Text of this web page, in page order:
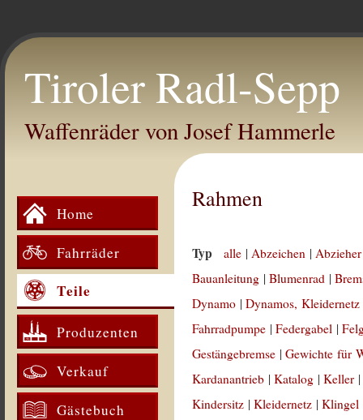
Tiroler Radl-Sepp
Waffenräder von Josef Hammerle
Home
Fahrräder
Teile
Produzenten
Verkauf
Gästebuch
Rahmen
Typ alle |Abzeichen |
Bauanleitung |Blumenrad |
Dynamo |Dynamos, Kleidernetz
Fahrradpumpe |Federgabel |
Gestängebremse |Gewichte für
Kardanantrieb |Katalog |Keller
Kindersitz |Kleidernetz |Klingel